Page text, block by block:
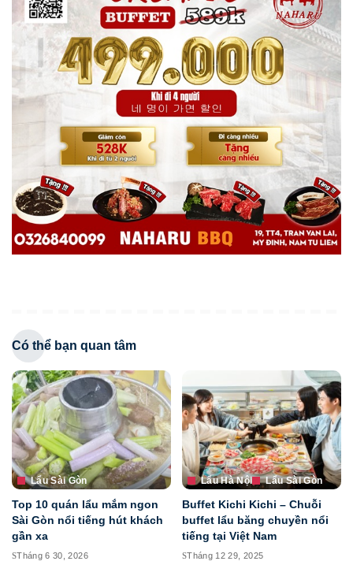
Có thể bạn quan tâm
Lẩu Sài Gòn
Top 10 quán lẩu mắm ngon
Sài Gòn nổi tiếng hút khách
gần xa
Tháng 6 30, 2026
Lẩu Hà Nội Lẩu Sài Gòn
Buffet Kichi Kichi – Chuỗi
buffet lẩu băng chuyền nổi
tiếng tại Việt Nam
Tháng 12 29, 2025